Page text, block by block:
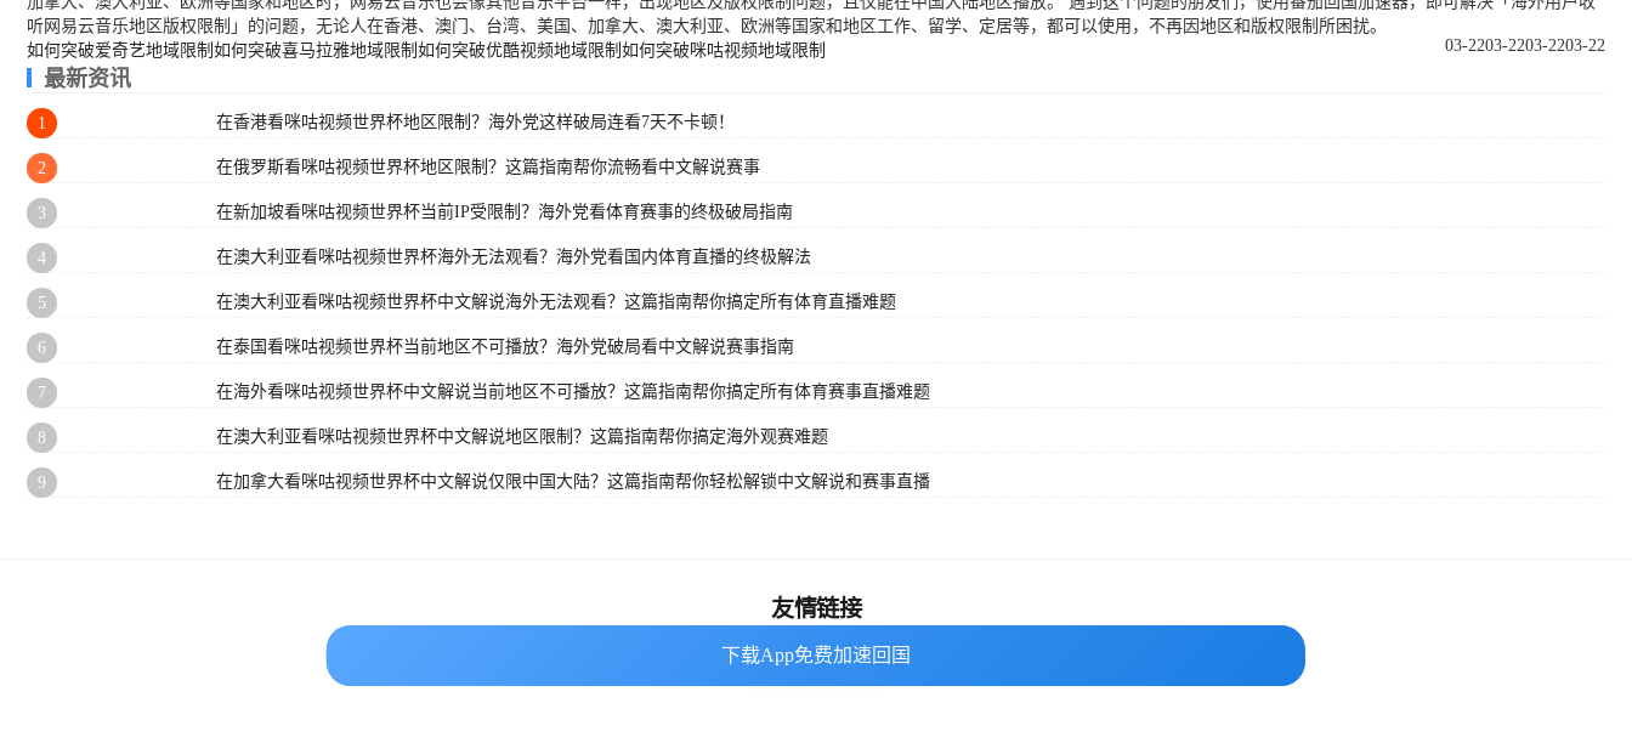
听网易云音乐地区版权限制」的问题，无论人在香港、澳门、台湾、美国、加拿大、澳大利亚、欧洲等国家和地区工作、留学、定居等，都可以使用，不再因地区和版权限制所困扰。
如何突破爱奇艺地域限制
03-22
如何突破喜马拉雅地域限制 03-22
如何突破优酷视频地域限制 03-22
如何突破咪咕视频地域限制 03-22
最新资讯
1 在香港看咪咕视频世界杯地区限制？海外党这样破局连看7天不卡顿！
2 在俄罗斯看咪咕视频世界杯地区限制？这篇指南帮你流畅看中文解说赛事
3 在新加坡看咪咕视频世界杯当前IP受限制？海外党看体育赛事的终极破局指南
4 在澳大利亚看咪咕视频世界杯海外无法观看？海外党看国内体育直播的终极解法
5 在澳大利亚看咪咕视频世界杯中文解说海外无法观看？这篇指南帮你搞定所有体育直播难题
6 在泰国看咪咕视频世界杯当前地区不可播放？海外党破局看中文解说赛事指南
7 在海外看咪咕视频世界杯中文解说当前地区不可播放？这篇指南帮你搞定所有体育赛事直播难题
8 在澳大利亚看咪咕视频世界杯中文解说地区限制？这篇指南帮你搞定海外观赛难题
9 在加拿大看咪咕视频世界杯中文解说仅限中国大陆？这篇指南帮你轻松解锁中文解说和赛事直播
下载App免费加速回国
下载App免费加速回国
友情链接
番茄加速器